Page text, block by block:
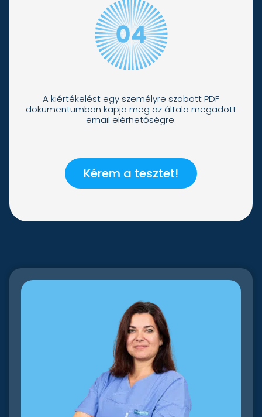
A kiértékelést egy személyre szabott PDF
dokumentumban kapja meg az általa megadott
email elérhetőségre.
Kérem a tesztet!